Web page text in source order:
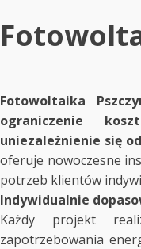
Fotowoltaika
ograniczenie
uniezależnienie się
oferuje nowoczesne
potrzeb klientów
Indywidualnie
Każdy projekt
zapotrzebowania